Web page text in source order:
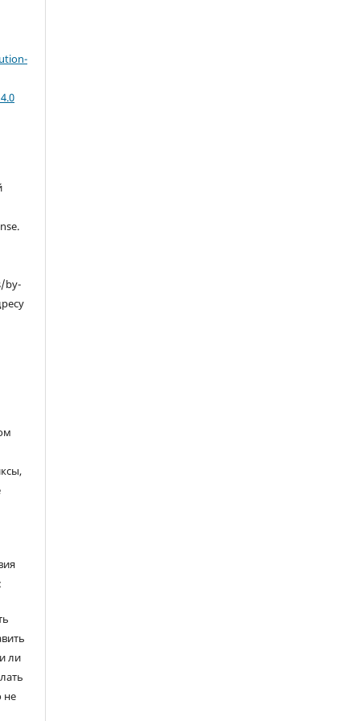
by-
ли
не